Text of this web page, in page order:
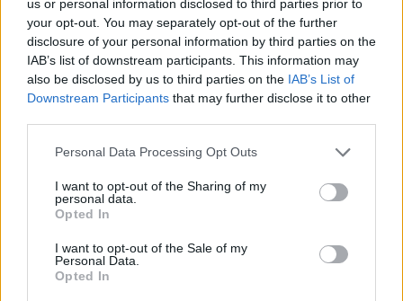
us or personal information disclosed to third parties prior to
your opt-out. You may separately opt-out of the further
disclosure of your personal information by third parties on the
IAB’s list of downstream participants. This information may
also be disclosed by us to third parties on the IAB’s List of
Downstream Participants that may further disclose it to other
Please note that this website/app uses one or more Google
not limited to your visit or usage behaviour. You may click to
grant or deny consent to Google and its third-party tags to
use your data for below specified purposes in below Google
consent section.
Personal Data Processing Opt Outs
I want to opt-out of the Sharing of my
personal data.
Opted In
I want to opt-out of the Sale of my
Personal Data.
Opted In
Bruno Walter és Herbert von Karajan.
A Pesti Vigadó Idővonal című épülettörténeti
kiállításán, mindent megtudhatunk az
épületről, és közvetlen környezetéről, majd
házjeggyel vagy sétálójeggyel is látogatható.
Bővebb információ: